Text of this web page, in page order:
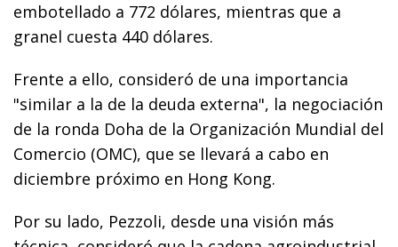
embotellado a 772 dólares, mientras que a
granel cuesta 440 dólares.
Frente a ello, consideró de una importancia
"similar a la de la deuda externa", la negociación
de la ronda Doha de la Organización Mundial del
Comercio (OMC), que se llevará a cabo en
diciembre próximo en Hong Kong.
Por su lado, Pezzoli, desde una visión más